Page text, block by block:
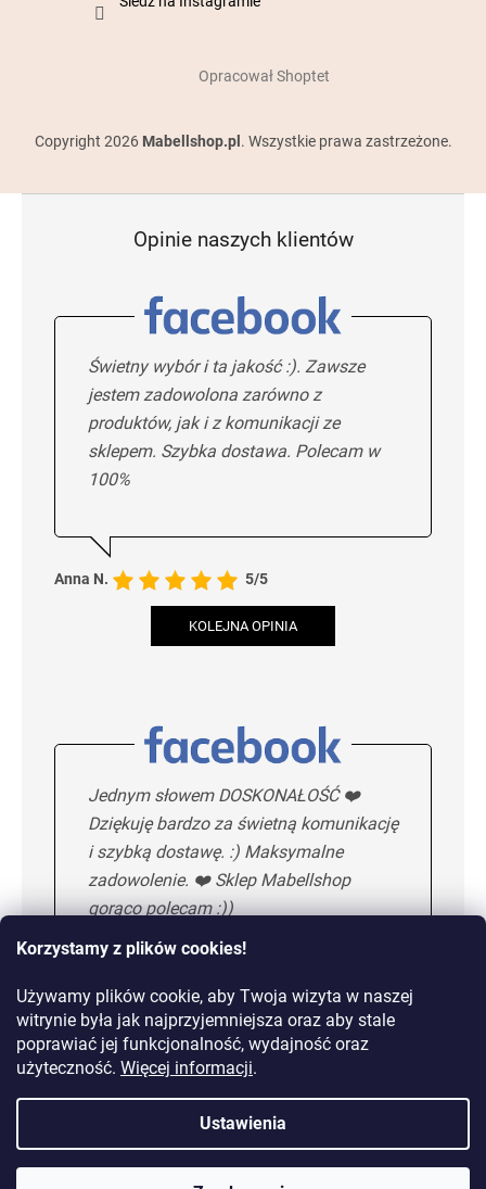
Korzystamy z plików cookies!
Używamy plików cookie, aby Twoja wizyta w naszej
witrynie była jak najprzyjemniejsza oraz aby stale
poprawiać jej funkcjonalność, wydajność oraz
użyteczność. Więcej informacji.
Ustawienia
Opracował Shoptet
Copyright 2026 Mabellshop.pl . Wszystkie prawa zastrzeżone.
Opinie naszych klientów
Świetny wybór i ta jakość :). Zawsze
jestem zadowolona zarówno z
produktów, jak i z komunikacji ze
sklepem. Szybka dostawa. Polecam w
100%
Anna N. 5/5
KOLEJNA OPINIA
Jednym słowem DOSKONAŁOŚĆ ❤️
Dziękuję bardzo za świetną komunikację
i szybką dostawę. :) Maksymalne
zadowolenie. ❤️ Sklep Mabellshop
gorąco polecam :))
Maria H. 5/5
KOLEJNA OPINIA